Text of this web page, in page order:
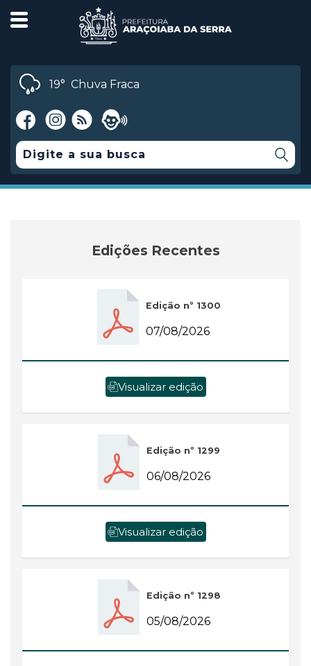
19° Chuva Fraca
Edições Recentes
Edição nº 1300
07/08/2026
Visualizar edição
Edição nº 1299
06/08/2026
Visualizar edição
Edição nº 1298
05/08/2026